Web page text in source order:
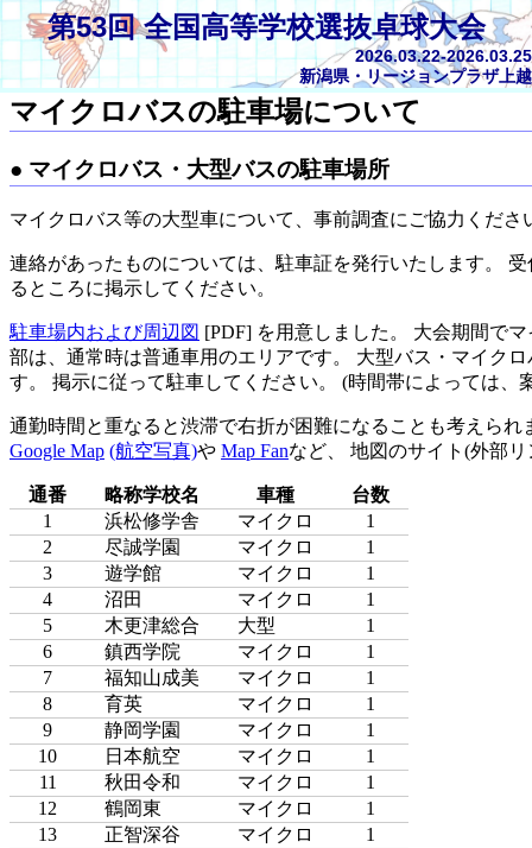
第53回 全国高等学校選抜卓球大会
2026.03.22-2026.03.25
新潟県・リージョンプラザ上越
マイクロバスの駐車場について
マイクロバス・大型バスの駐車場所
マイクロバス等の大型車について、事前調査にご協力くだ
連絡があったものについては、駐車証を発行いたします。
るところに掲示してください。
駐車場内および周辺図 [PDF] を用意しました。 大会期間で
部は、通常時は普通車用のエリアです。 大型バス・マイク
す。 掲示に従って駐車してください。 (時間帯によっては、
通勤時間と重なると渋滞で右折が困難になることも考えら
Google Map (航空写真)や Map Fanなど、 地図のサイト(外部
通番 略称学校名 車種
台数
1
浜松修学舎 マイクロ
1
2
尽誠学園 マイクロ
1
3
遊学館 マイクロ
1
4
沼田 マイクロ
1
5
木更津総合 大型
1
6
鎮西学院 マイクロ
1
7
福知山成美 マイクロ
1
8
育英 マイクロ
1
9
静岡学園 マイクロ
1
10
日本航空 マイクロ
1
11
秋田令和 マイクロ
1
12
鶴岡東 マイクロ
1
13
正智深谷 マイクロ
1